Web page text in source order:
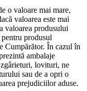
o valoare mai mare,
valoarea este mai
valoarea produsului
produsul
Cumpărător. În cazul în
ambalaje
lovituri, ne
sau de a opri o
prejudiciilor aduse.